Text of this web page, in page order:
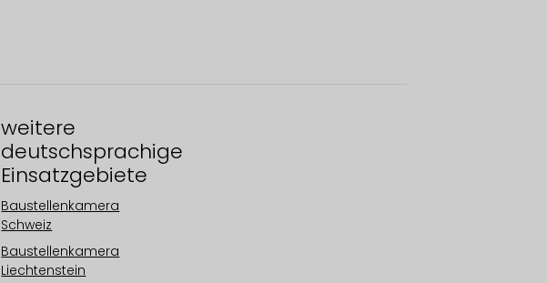
weitere
deutschsprachige
Einsatzgebiete
Baustellenkamera
Schweiz
Baustellenkamera
Liechtenstein